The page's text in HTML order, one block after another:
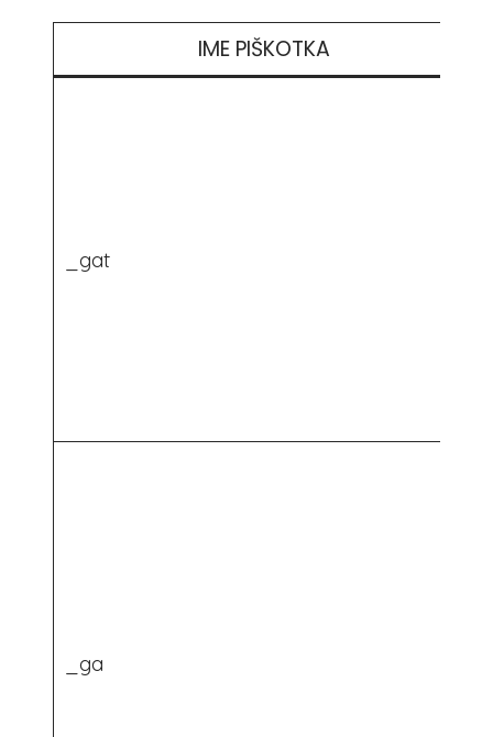
IME PIŠKOTKA
_gat
_ga